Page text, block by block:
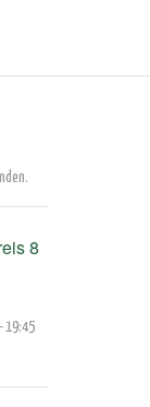
8
-19:45